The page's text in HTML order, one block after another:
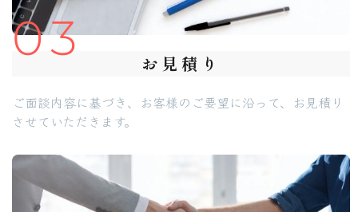
03 お見積り
ご面談内容に基づき、お客様のご要望に沿って、お見積り
させていただきます。